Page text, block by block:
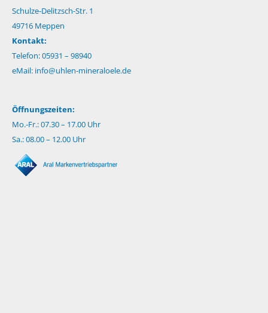
Schulze-Delitzsch-Str. 1
49716 Meppen
Kontakt:
Telefon: 05931 – 98940
eMail: info@uhlen-mineraloele.de
Öffnungszeiten:
Mo.-Fr.: 07.30 – 17.00 Uhr
Sa.: 08.00 – 12.00 Uhr